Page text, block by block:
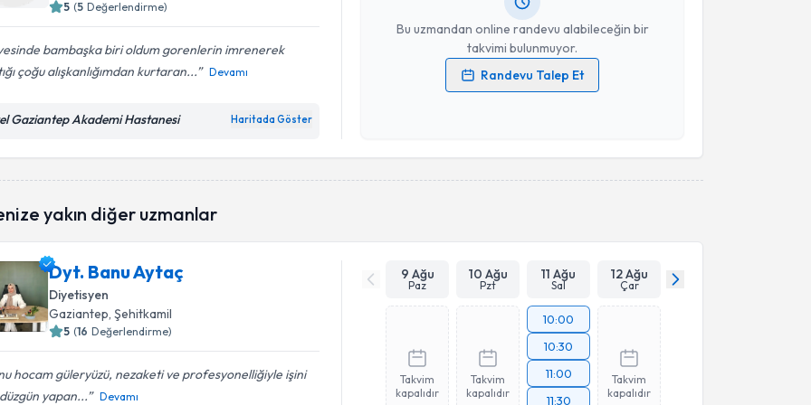
5 (5 Değerlendirme)
bambaşka biri oldum gorenlerin imrenerek
çoğu alışkanlığımdan kurtaran...
Devamı
Gaziantep Akademi Hastanesi Haritada Göster
Bu uzmandan online randevu alabileceğin bir
takvimi bulunmuyor.
Randevu Talep Et
Kişisel verilerimin işlenmesine ilişkinAydınlatma Metni
Takvim Talebini Gönder
yakın diğer uzmanlar
Dyt. Banu Aytaç
Diyetisyen
Gaziantep, Şehitkamil
5 (16 Değerlendirme)
hocam güleryüzü, nezaketi ve profesyonelliğiyle işini
yapan...
Devamı
9 Ağu
Paz
10 Ağu
Pzt
11 Ağu
Sal
12 Ağu
Çar
Takvim
kapalıdır
Takvim
kapalıdır
10:00
10:30
11:00
11:30
Takvim
kapalıdır